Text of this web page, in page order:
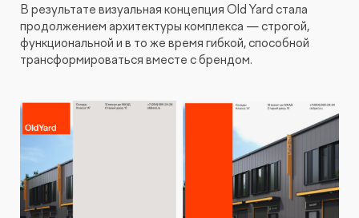
В результате визуальная концепция Old Yard стала
продолжением архитектуры комплекса — строгой,
функциональной и в то же время гибкой, способной
трансформироваться вместе с брендом.